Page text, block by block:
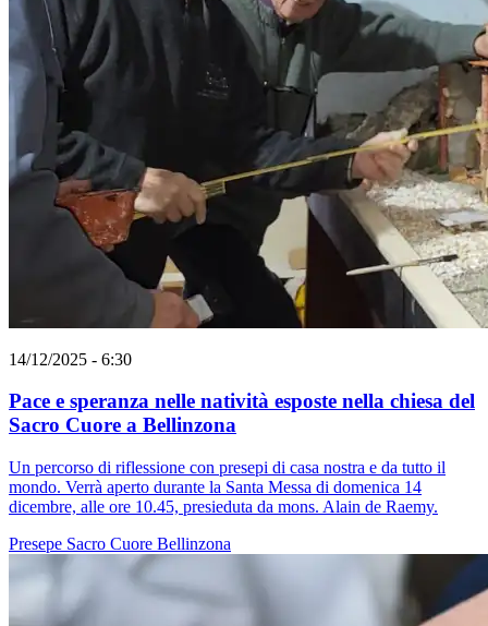
14/12/2025 - 6:30
Pace e speranza nelle natività esposte nella chiesa del
Sacro Cuore a Bellinzona
Un percorso di riflessione con presepi di casa nostra e da tutto il
mondo. Verrà aperto durante la Santa Messa di domenica 14
dicembre, alle ore 10.45, presieduta da mons. Alain de Raemy.
Presepe Sacro Cuore Bellinzona